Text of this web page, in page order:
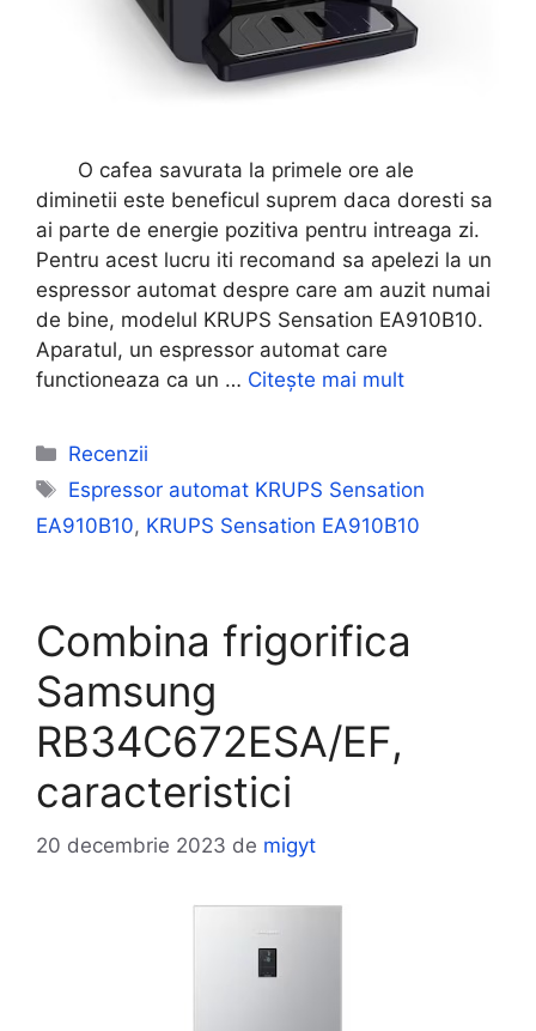
O cafea savurata la primele ore ale
diminetii este beneficul suprem daca doresti sa
ai parte de energie pozitiva pentru intreaga zi.
Pentru acest lucru iti recomand sa apelezi la un
espressor automat despre care am auzit numai
de bine, modelul KRUPS Sensation EA910B10.
Aparatul, un espressor automat care
functioneaza ca un … Citește mai mult
Categorii
Recenzii
Etichete
Espressor automat KRUPS Sensation
EA910B10, KRUPS Sensation EA910B10
Combina frigorifica
Samsung
RB34C672ESA/EF,
caracteristici
20 decembrie 2023 de migyt